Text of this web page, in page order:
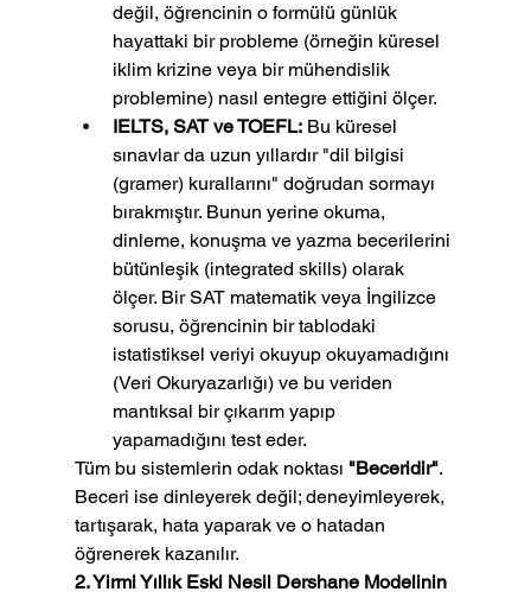
değil, öğrencinin o formülü günlük
hayattaki bir probleme (örneğin küresel
iklim krizine veya bir mühendislik
problemine) nasıl entegre ettiğini ölçer.
IELTS, SAT ve TOEFL: Bu küresel
sınavlar da uzun yıllardır "dil bilgisi
(gramer) kurallarını" doğrudan sormayı
bırakmıştır. Bunun yerine okuma,
dinleme, konuşma ve yazma becerilerini
bütünleşik (integrated skills) olarak
ölçer. Bir SAT matematik veya İngilizce
sorusu, öğrencinin bir tablodaki
istatistiksel veriyi okuyup okuyamadığını
(Veri Okuryazarlığı) ve bu veriden
mantıksal bir çıkarım yapıp
yapamadığını test eder.
Tüm bu sistemlerin odak noktası "Beceridir".
Beceri ise dinleyerek değil; deneyimleyerek,
tartışarak, hata yaparak ve o hatadan
öğrenerek kazanılır.
2. Yirmi Yıllık Eski Nesil Dershane Modelinin